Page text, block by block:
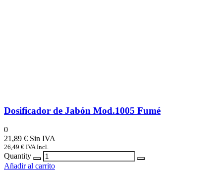
Dosificador de Jabón Mod.1005 Fumé
0
21,89 €
26,49 € IVA Incl.
Quantity
Añadir al carrito